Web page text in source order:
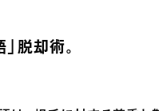
脱却術。